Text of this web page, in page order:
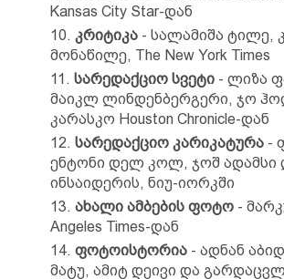
Kansas City Star-დან
კრიტიკა - სალამიშა ტილე,
მონაწილე, The New York Times
სარედაქციო სვეტი - ლიზა
მაიკლ ლინდენბერგერი, ჯო
კარასკო Houston Chronicle-დან
სარედაქციო კარიკატურა -
ენტონი დელ კოლ, ჯოშ ადამსი
ინსაიდერის, ნიუ-იორკში
ახალი ამბების ფოტო -
Angeles Times-დან
ფოტოისტორია - ადნან
მატუ, ამიტ დეივი და